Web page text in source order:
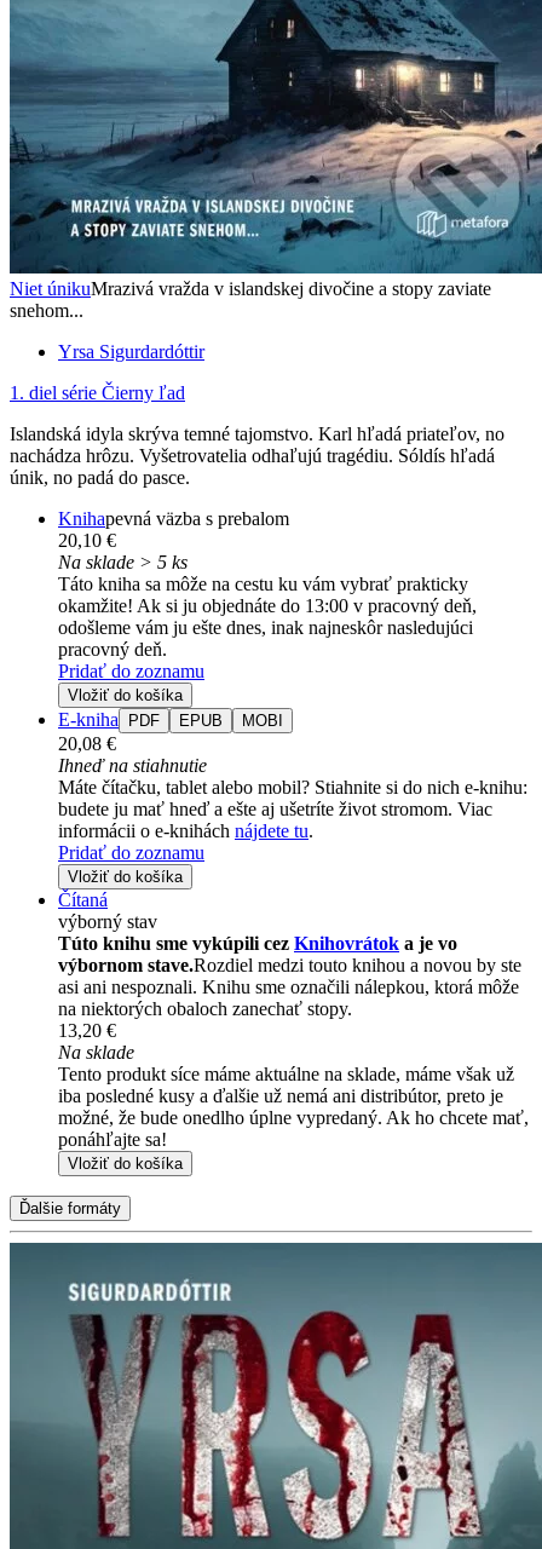
Niet únikuMrazivá vražda v islandskej divočine a stopy zaviate
snehom...
Yrsa Sigurdardóttir
1. diel série Čierny ľad
Islandská idyla skrýva temné tajomstvo. Karl hľadá priateľov, no
nachádza hrôzu. Vyšetrovatelia odhaľujú tragédiu. Sóldís hľadá
únik, no padá do pasce.
Knihapevná väzba s prebalom
20,10 €
Na sklade > 5 ks
Táto kniha sa môže na cestu ku vám vybrať prakticky
okamžite! Ak si ju objednáte do 13:00 v pracovný deň,
odošleme vám ju ešte dnes, inak najneskôr nasledujúci
pracovný deň.
Pridať do zoznamu
Vložiť do košíka
E-kniha PDF EPUB MOBI
20,08 €
Ihneď na stiahnutie
Máte čítačku, tablet alebo mobil? Stiahnite si do nich e-knihu:
budete ju mať hneď a ešte aj ušetríte život stromom. Viac
informácii o e-knihách nájdete tu.
Pridať do zoznamu
Vložiť do košíka
Čítaná
výborný stav
Túto knihu sme vykúpili cez Knihovrátok a je vo
výbornom stave.Rozdiel medzi touto knihou a novou by ste
asi ani nespoznali. Knihu sme označili nálepkou, ktorá môže
na niektorých obaloch zanechať stopy.
13,20 €
Na sklade
Tento produkt síce máme aktuálne na sklade, máme však už
iba posledné kusy a ďalšie už nemá ani distribútor, preto je
možné, že bude onedlho úplne vypredaný. Ak ho chcete mať,
ponáhľajte sa!
Vložiť do košíka
Ďalšie formáty